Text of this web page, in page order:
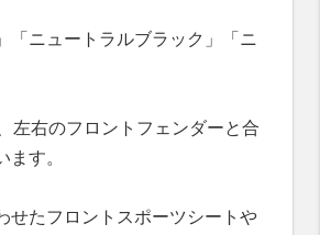
「ニュートラルブラック」「ニ
左右のフロントフェンダーと合
す。
せたフロントスポーツシートや